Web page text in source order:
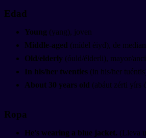
Edad
Young (yang), joven
Middle-aged (mídel éiyd), de
Old/elderly (óuld/élderli), mayor/
In his/her twenties (in his/her
About 30 years old (abáut zérti yírs
Ropa
He's wearing a blue jacket. (Lleva